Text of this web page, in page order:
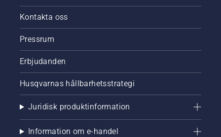
Kontakta oss
Pressrum
Erbjudanden
Husqvarnas hållbarhetsstrategi
Juridisk produktinformation
Information om e-handel